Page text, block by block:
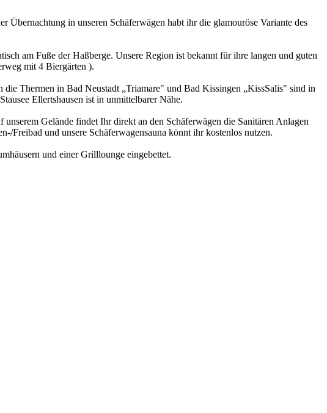
in unseren Schäferwägen habt ihr die glamouröse Variante des
am Fuße der Haßberge. Unsere Region ist bekannt für ihre langen und guten
mit 4 Biergärten ).
Thermen in Bad Neustadt „Triamare" und Bad Kissingen „KissSalis" sind in
Ellertshausen ist in unmittelbarer Nähe.
Gelände findet Ihr direkt an den Schäferwägen die Sanitären Anlagen
Freibad und unsere Schäferwagensauna könnt ihr kostenlos nutzen.
und einer Grilllounge eingebettet.